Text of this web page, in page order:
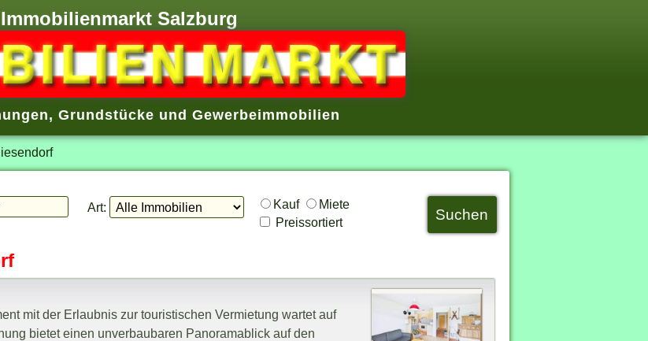
Immobilienmarkt Salzburg
, Grundstücke und Gewerbeimmobilien
Art: Kauf
Miete
Preissortiert
mit der Erlaubnis zur touristischen Vermietung wartet auf
bietet einen unverbaubaren Panoramablick auf den